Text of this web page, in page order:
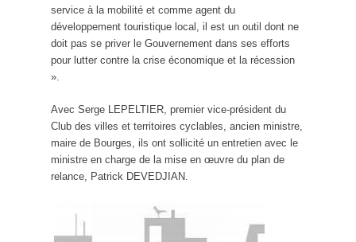
service à la mobilité et comme agent du
développement touristique local, il est un outil dont ne
doit pas se priver le Gouvernement dans ses efforts
pour lutter contre la crise économique et la récession
».
Avec Serge LEPELTIER, premier vice-président du
Club des villes et territoires cyclables, ancien ministre,
maire de Bourges, ils ont sollicité un entretien avec le
ministre en charge de la mise en œuvre du plan de
relance, Patrick DEVEDJIAN.